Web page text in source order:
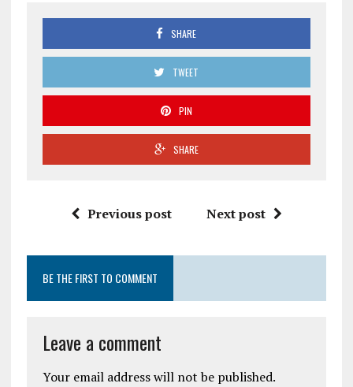
SHARE
TWEET
PIN
SHARE
Previous post Next post
BE THE FIRST TO COMMENT
Leave a comment
Your email address will not be published.